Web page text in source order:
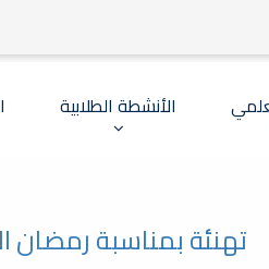
الأنشطة الطلابية
تهنئة بمناسبة رمضان